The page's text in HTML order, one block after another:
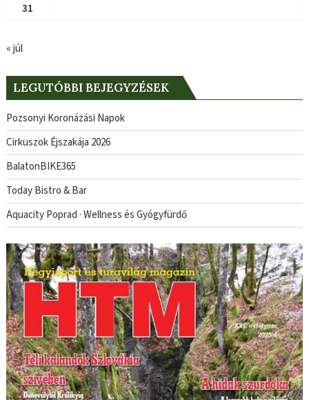
31
« júl
LEGUTÓBBI BEJEGYZÉSEK
Pozsonyi Koronázási Napok
Cirkuszok Éjszakája 2026
BalatonBIKE365
Today Bistro & Bar
Aquacity Poprad · Wellness és Gyógyfürdő